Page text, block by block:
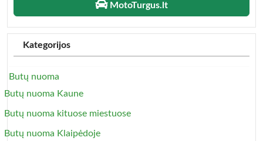
MotoTurgus.lt
Kategorijos
Butų nuoma
Butų nuoma Kaune
Butų nuoma kituose miestuose
Butų nuoma Klaipėdoje